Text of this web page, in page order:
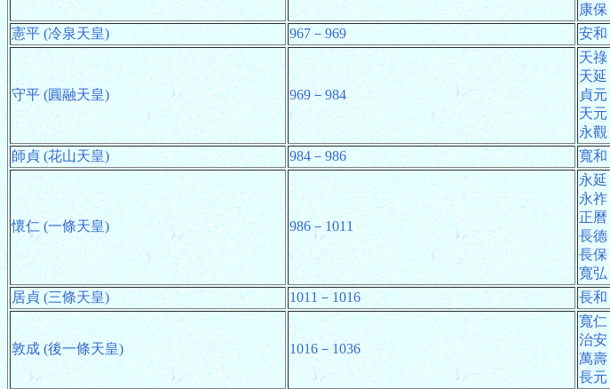
康保
憲平 (冷泉天皇)
967－969 安和
守平 (圓融天皇) 969－984
天祿
天延
貞元
天元
永觀
師貞 (花山天皇)
984－986 寬和
懷仁 (一條天皇) 986－1011
永延
永祚
正曆
長德
長保
寬弘
居貞 (三條天皇)
1011－1016 長和
敦成 (後一條天皇) 1016－1036
寬仁
治安
萬壽
長元